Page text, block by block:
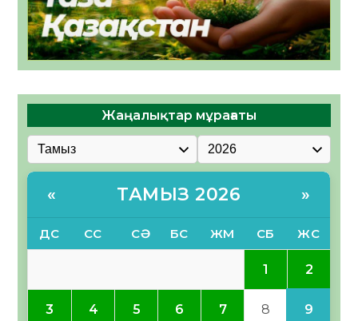
Жаңалықтар мұрағаты
« ТАМЫЗ 2026 »
ДС СС СӘ БС ЖМ СБ ЖС
1 2
3 4 5 6 7 8 9